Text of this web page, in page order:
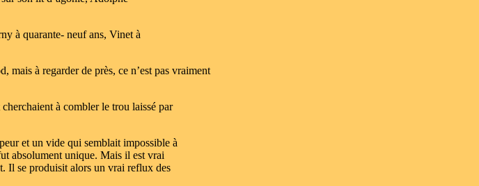
à quarante- neuf ans, Vinet à
à regarder de près, ce n’est pas vraiment
à combler le trou laissé par
et un vide qui semblait impossible à
absolument unique. Mais il est vrai
Il se produisit alors un vrai reflux des